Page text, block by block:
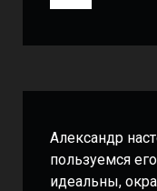
Александр
пользуемся
идеальны,